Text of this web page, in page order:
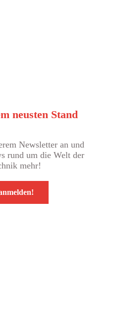
neusten Stand
Newsletter an und
rund um die Welt der
mehr!